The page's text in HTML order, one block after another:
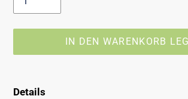
IN DEN WARENKORB
wird
Details